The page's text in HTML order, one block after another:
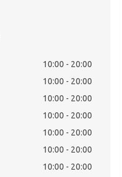
10:00
20:00
10:00
20:00
10:00
20:00
10:00
20:00
10:00
20:00
10:00
20:00
10:00 20:00